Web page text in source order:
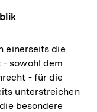
einerseits die
- sowohl dem
- für die
unterstreichen
besondere